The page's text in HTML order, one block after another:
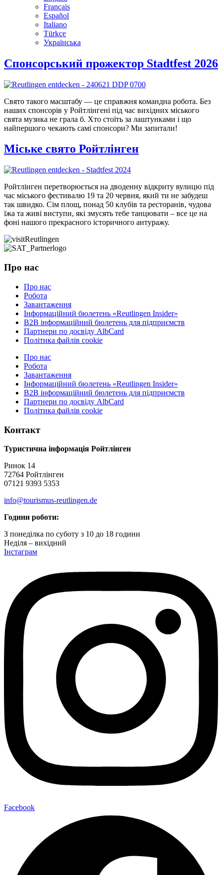
Français
Español
Italiano
Türkçe
Українська
Спонсорський прожектор Stadtfest 2026
Свято такого масштабу — це справжня командна робота. Без
наших спонсорів у Ройтлінгені під час вихідних міського
свята музика не грала б. Хто стоїть за лаштунками і що
найпершого чекають самі спонсори? Ми запитали!
Міське свято Ройтлінген
Ройтлінген перетворюється на дводенну відкриту вулицю під
час міського фестивалю 19 та 20 червня, який ти не забудеш
так швидко. Сім площ, понад 50 клубів та ресторанів, чудова
їжа та живі виступи, які змусять тебе танцювати – все це на
фоні нашого прекрасного історичного антуражу.
Про нас
Про нас
Робота
Завантаження
Інформаційний бюлетень «Reutlingen Insider»
B2B інформаційний бюлетень для підприємств
Партнери по досвіду AlbCard
Політика файлів cookie
Про нас
Робота
Завантаження
Інформаційний бюлетень «Reutlingen Insider»
B2B інформаційний бюлетень для підприємств
Партнери по досвіду AlbCard
Політика файлів cookie
Контакт
Туристична інформація Ройтлінген
Ринок 14
72764 Ройтлінген
07121 9393 5353
info@tourismus-reutlingen.de
Години роботи:
З понеділка по суботу з 10 до 18 години
Неділя – вихідний
Інстаграм
Facebook